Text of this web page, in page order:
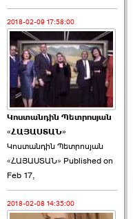
Ծառուկյանի փեսան
վնասել է ›››
2026-06-09 07:11:00
Այս ընդդիմությունը
կվերցնի ›››
2026-06-09 00:41:00
2018-02-09 17:58:00
Կոստանդին Պետրոսյան
«ՀԱՅԱՍՏԱՆ»
Կոստանդին Պետրոսյան
«ՀԱՅԱՍՏԱՆ» Published on
Feb 17,
2018-02-08 14:35:00